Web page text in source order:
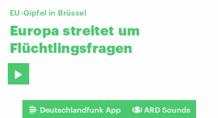
EU-Gipfel in Brüssel
Europa streitet um
Flüchtlingsfragen
Deutschlandfunk App ARD Sounds